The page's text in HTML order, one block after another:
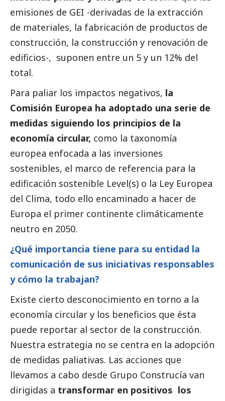
emisiones de GEI -derivadas de la extracción
de materiales, la fabricación de productos de
construcción, la construcción y renovación de
edificios-, suponen entre un 5 y un 12% del
total.
Para paliar los impactos negativos, la
Comisión Europea ha adoptado una serie de
medidas siguiendo los principios de la
economía circular, como la taxonomía
europea enfocada a las inversiones
sostenibles, el marco de referencia para la
edificación sostenible Level(s) o la Ley Europea
del Clima, todo ello encaminado a hacer de
Europa el primer continente climáticamente
neutro en 2050.
¿Qué importancia tiene para su entidad la
comunicación de sus iniciativas responsables
y cómo la trabajan?
Existe cierto desconocimiento en torno a la
economía circular y los beneficios que ésta
puede reportar al sector de la construcción.
Nuestra estrategia no se centra en la adopción
de medidas paliativas. Las acciones que
llevamos a cabo desde Grupo Construcía van
dirigidas a transformar en positivos los